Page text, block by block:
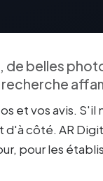
de belles
et vos avis. S'il
côté. AR
pour les